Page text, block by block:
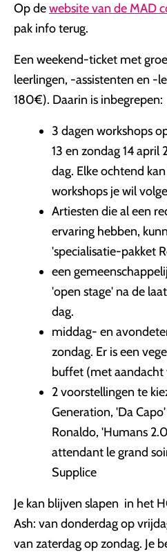
Op dewebsite van de MAD
pak info terug.
Een weekend-ticket met
leerlingen, -assistenten en -
180€). Daarin is inbegrepen:
3 dagen workshops
13 en zondag 14
dag. Elke ochtend
workshops je wil
Artiesten die al een
ervaring hebben,
'specialisatie-pakket
een
'open stage' na de
dag.
middag- en
zondag. Er is een
buffet (met aandacht
2 voorstellingen te
Generation, 'Da
Ronaldo, 'Humans
attendant le grand
Supplice
Je kan blijven slapen in het
Ash: van donderdag op
van zaterdag op zondag. Je